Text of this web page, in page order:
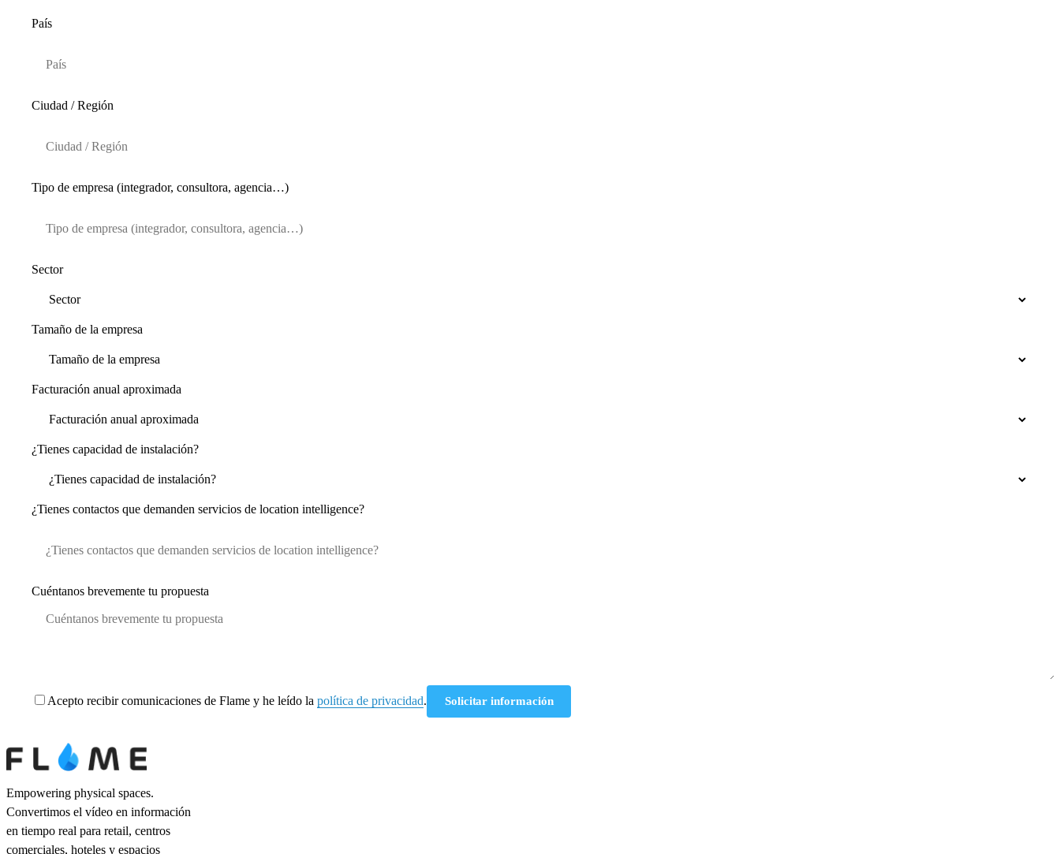
País
Ciudad / Región
Tipo de empresa (integrador, consultora, agencia…)
Sector
Tamaño de la empresa
Facturación anual aproximada
¿Tienes capacidad de instalación?
¿Tienes contactos que demanden servicios de location intelligence?
Cuéntanos brevemente tu propuesta
Acepto recibir comunicaciones de Flame y he leído la política de privacidad. Solicitar información
Empowering physical spaces.
Convertimos el vídeo en información
en tiempo real para retail, centros
comerciales, hoteles y espacios